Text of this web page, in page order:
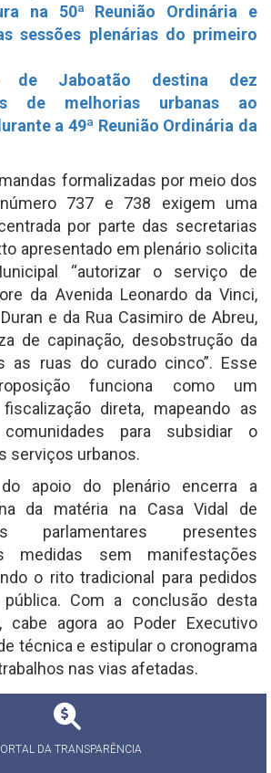
na 50ª Reunião Ordinária e
sessões plenárias do primeiro
de Jaboatão destina dez
de melhorias urbanas ao
a 49ª Reunião Ordinária da
formalizadas por meio dos
737 e 738 exigem uma
por parte das secretarias
apresentado em plenário solicita
“autorizar o serviço de
da Avenida Leonardo da Vinci,
e da Rua Casimiro de Abreu,
de capinação, desobstrução da
as ruas do curado cinco”. Esse
funciona como um
direta, mapeando as
para subsidiar o
serviços urbanos.
apoio do plenário encerra a
da matéria na Casa Vidal de
parlamentares presentes
medidas sem manifestações
o rito tradicional para pedidos
Com a conclusão desta
cabe agora ao Poder Executivo
técnica e estipular o cronograma
nas vias afetadas.
DA TRANSPARÊNCIA